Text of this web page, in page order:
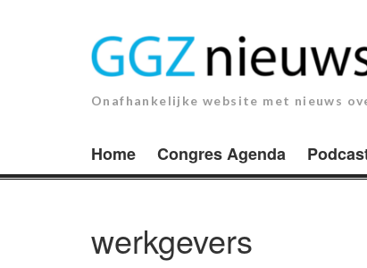
Onafhankelijke website met nieuws
Home Congres Agenda
werkgevers